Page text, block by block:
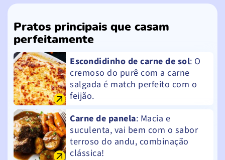
Pratos principais que casam
perfeitamente
Escondidinho de carne de sol: O
cremoso do purê com a carne
salgada é match perfeito com o
feijão.
Carne de panela: Macia e
suculenta, vai bem com o sabor
terroso do andu, combinação
clássica!